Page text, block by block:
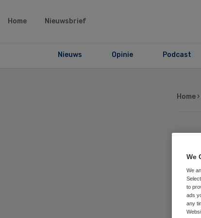
Home Nieuwsbrief
Nieuws Opinie Podcast
Home ›
We
We
to
ads
any